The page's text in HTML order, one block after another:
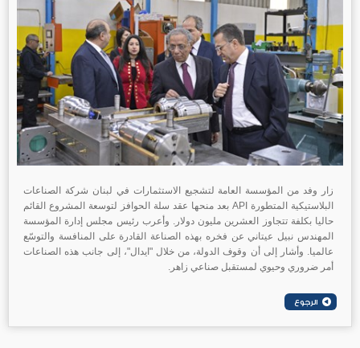
زار وفد من المؤسسة العامة لتشجيع الاستثمارات في لبنان شركة الصناعات
البلاستيكية المتطورة API بعد منحها عقد سلة الحوافز لتوسعة المشروع القائم
حاليا بكلفة تتجاوز العشرين مليون دولار. وأعرب رئيس مجلس إدارة المؤسسة
المهندس نبيل عيتاني عن فخره بهذه الصناعة القادرة على المنافسة والتوسّع
عالميا. وأشار إلى أن وقوف الدولة، من خلال "ايدال"، إلى جانب هذه الصناعات
أمر ضروري وحيوي لمستقبل صناعي زاهر.